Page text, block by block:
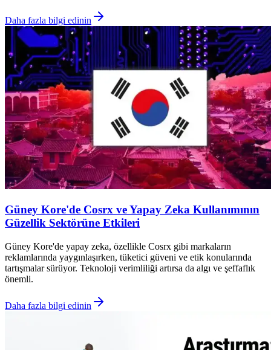
Daha fazla bilgi edinin
Güney Kore'de Cosrx ve Yapay Zeka Kullanımının
Güzellik Sektörüne Etkileri
Güney Kore'de yapay zeka, özellikle Cosrx gibi markaların
reklamlarında yaygınlaşırken, tüketici güveni ve etik konularında
tartışmalar sürüyor. Teknoloji verimliliği artırsa da algı ve şeffaflık
önemli.
Daha fazla bilgi edinin